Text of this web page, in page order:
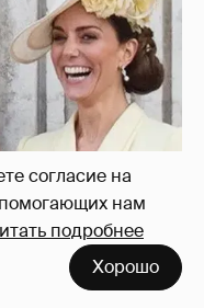
согласие на
нам
подробнее
Хорошо
с детьми
для дома